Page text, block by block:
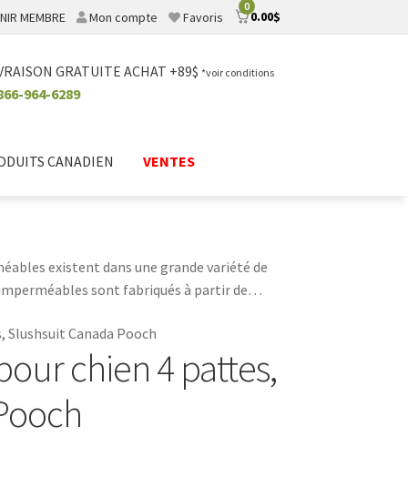
0
0.00$
MEMBRE Mon compte Favoris
GRATUITE ACHAT +89$ *voir conditions
964-6289
CANADIEN VENTES
existent dans une grande variété de
sont fabriqués à partir de
et ils offrent une protection
le moyen idéal de le garder au sec et à
Canada Pooch
chien 4 pattes,